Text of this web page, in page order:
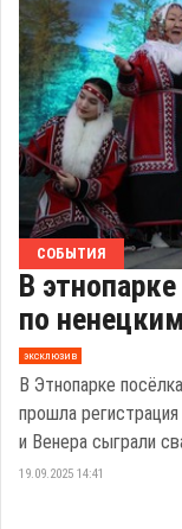
СОБЫТИЯ
В
по
эксклюзив
В Этнопарке
прошла
и Венера сыграли
19.09.2025 14:41